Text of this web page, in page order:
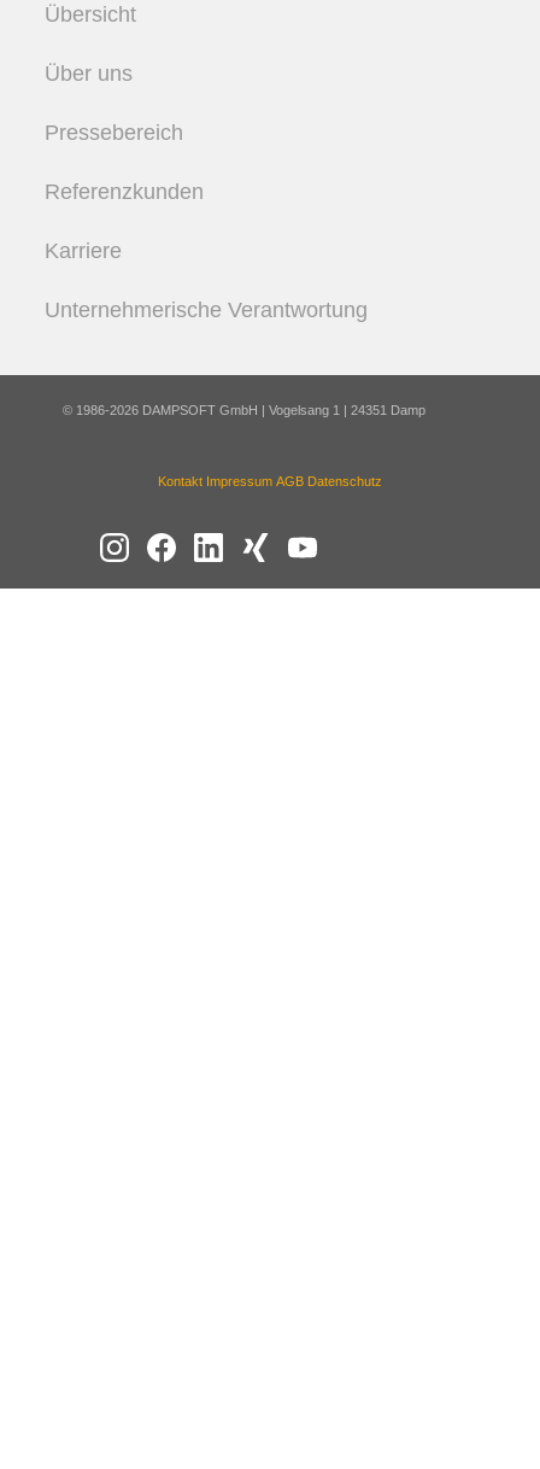
Übersicht
Über uns
Pressebereich
Referenzkunden
Karriere
Unternehmerische Verantwortung
© 1986-2026 DAMPSOFT GmbH | Vogelsang 1 | 24351 Damp
Kontakt Impressum AGB Datenschutz